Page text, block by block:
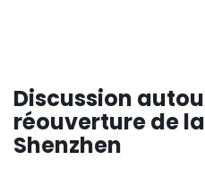
Discussion
réouverture de
Shenzhen